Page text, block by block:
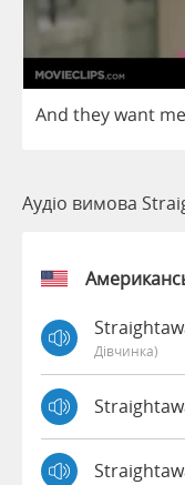
And theywant me
Аудіо вимова
Дівчинка)